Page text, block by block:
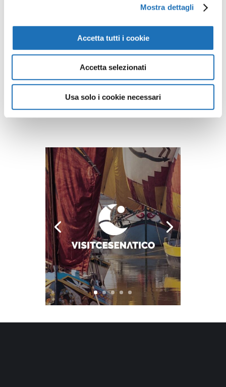
Mostra dettagli
Accetta tutti i cookie
Accetta selezionati
Usa solo i cookie necessari
opere della collezione d’arte di
Cesenatico nella Galleria Virtuale:
un viaggio artistico senza confini.
Guarda tutte le opere